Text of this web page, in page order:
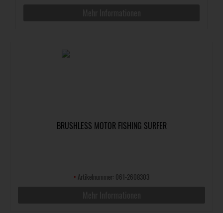
BRUSHLESS MOTOR FISHING SURFER
• Artikelnummer: 061-2608303